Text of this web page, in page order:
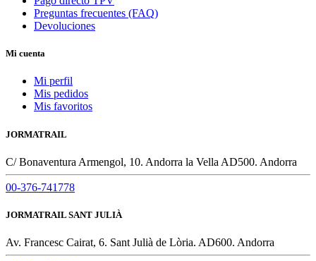
Preguntas frecuentes (FAQ)
Devoluciones
Mi cuenta
Mi perfil
Mis pedidos
Mis favoritos
JORMATRAIL
C/ Bonaventura Armengol, 10. Andorra la Vella AD500. Andorra
00-376-741778
JORMATRAIL SANT JULIÀ
Av. Francesc Cairat, 6. Sant Julià de Lòria. AD600. Andorra